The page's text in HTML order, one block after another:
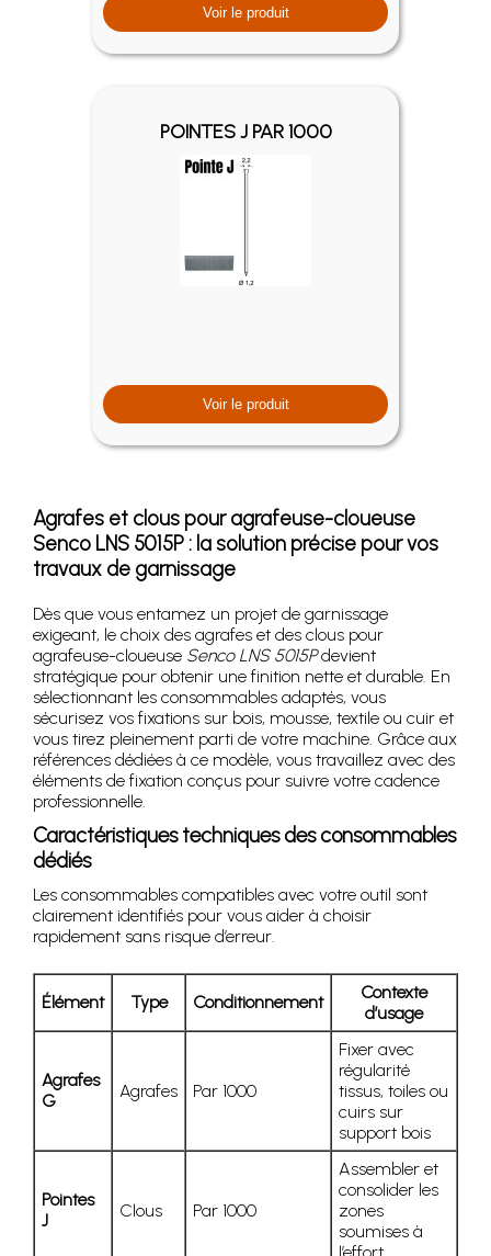
Voir le produit
POINTES J PAR 1000
Voir le produit
Agrafes et clous pour agrafeuse-cloueuse
Senco LNS 5015P : la solution précise pour vos
travaux de garnissage
Dès que vous entamez un projet de garnissage
exigeant, le choix des agrafes et des clous pour
agrafeuse-cloueuse Senco LNS 5015Pdevient
stratégique pour obtenir une finition nette et durable. En
sélectionnant les consommables adaptés, vous
sécurisez vos fixations sur bois, mousse, textile ou cuir et
vous tirez pleinement parti de votre machine. Grâce aux
références dédiées à ce modèle, vous travaillez avec des
éléments de fixation conçus pour suivre votre cadence
professionnelle.
Caractéristiques techniques des consommables
dédiés
Les consommables compatibles avec votre outil sont
clairement identifiés pour vous aider à choisir
rapidement sans risque d’erreur.
Élément Type Conditionnement
Contexte
d’usage
Agrafes
G
Agrafes Par 1000
Fixer avec
régularité
tissus, toiles ou
cuirs sur
support bois
Pointes
J
Clous Par 1000
Assembler et
consolider les
zones
soumises à